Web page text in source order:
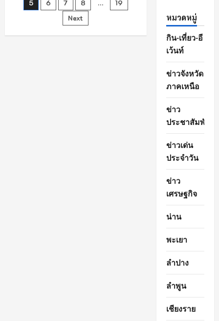
ขาบ
อุทยาน
แห่ง
ชาติ
อิน
pagination
5
6 7 8 …
19
Next
หมวดหมู่
กิน-เที่ยว-อี
เว้นท์
ข่าวจังหวัด
ภาคเหนือ
ข่าว
ประชาสัมพันธ์
ข่าวเด่น
ประจำวัน
ข่าว
เศรษฐกิจ
น่าน
พะเยา
ลำปาง
ลำพูน
เชียงราย